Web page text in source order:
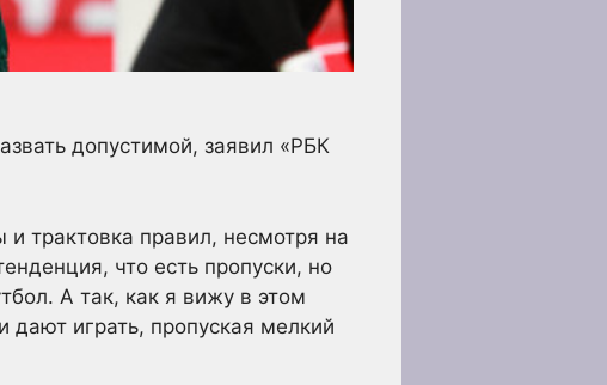
допустимой, заявил «РБК
трактовка правил, несмотря на
что есть пропуски, но
А так, как я вижу в этом
дают играть, пропуская мелкий